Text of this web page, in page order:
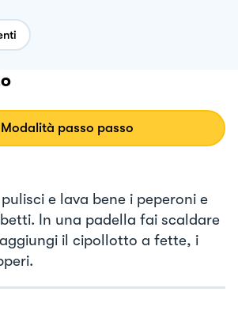
Modalità passo passo
e lava bene i peperoni e
In una padella fai scaldare
il cipollotto a fette, i